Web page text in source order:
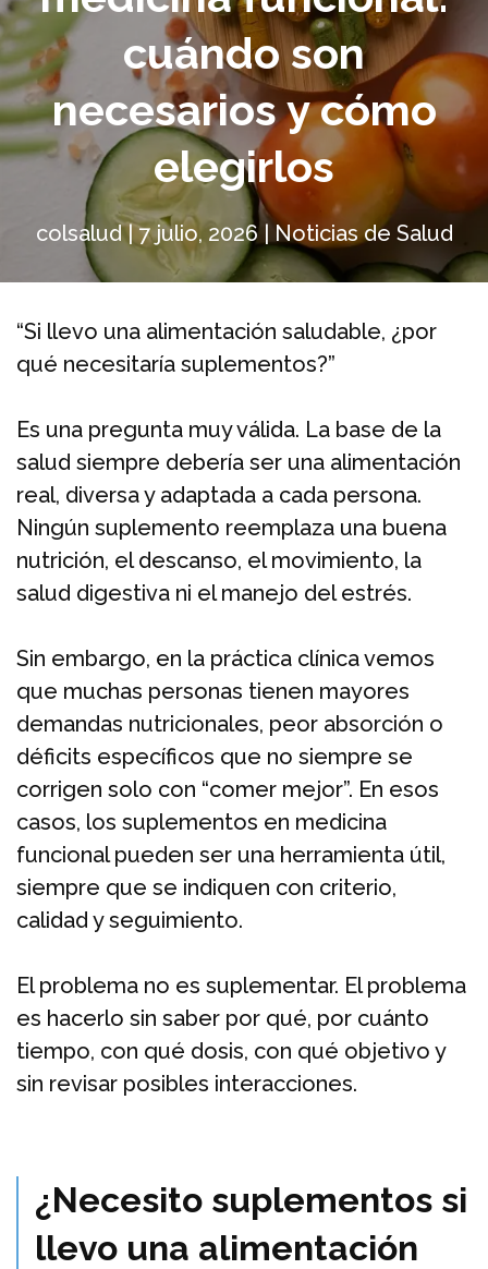
cuándo son
necesarios y cómo
elegirlos
colsalud|7 julio, 2026| Noticias de Salud
“Si llevo una alimentación saludable, ¿por
qué necesitaría suplementos?”
Es una pregunta muy válida. La base de la
salud siempre debería ser una alimentación
real, diversa y adaptada a cada persona.
Ningún suplemento reemplaza una buena
nutrición, el descanso, el movimiento, la
salud digestiva ni el manejo del estrés.
Sin embargo, en la práctica clínica vemos
que muchas personas tienen mayores
demandas nutricionales, peor absorción o
déficits específicos que no siempre se
corrigen solo con “comer mejor”. En esos
casos, los suplementos en medicina
funcional pueden ser una herramienta útil,
siempre que se indiquen con criterio,
calidad y seguimiento.
El problema no es suplementar. El problema
es hacerlo sin saber por qué, por cuánto
tiempo, con qué dosis, con qué objetivo y
sin revisar posibles interacciones.
¿Necesito suplementos si
llevo una alimentación